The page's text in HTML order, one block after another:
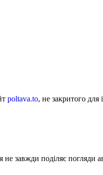
poltava.to, не закритого для
завжди поділяє погляди